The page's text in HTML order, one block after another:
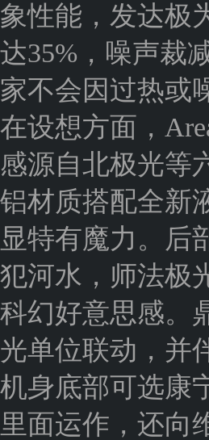
象性能，发达极
达35%，噪声裁
家不会因过热或
在设想方面，
感源自北极光等
铝材质搭配全新
显特有魔力。后
犯河水，师法极
科幻好意思感。
光单位联动，并
机身底部可选康
里面运作，还向